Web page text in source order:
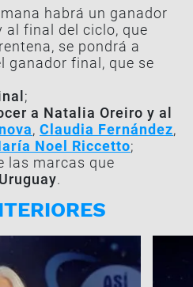
habrá un ganador
al final del ciclo, que
se pondrá a
ganador final, que se
;
a Natalia Oreiro y al
, Claudia Fernández,
Noel Riccetto;
las marcas que
.